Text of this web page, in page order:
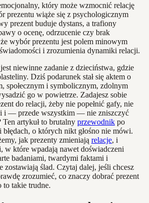
który może wzmocnić relację
prezentu wiąże się z psychologicznym
prezent buduje dystans, a trafiony
o ocenę, odrzucenie czy brak
wybór prezentu jest polem minowym
i zrozumienia dynamiki relacji.
niewinne zadanie z dzieciństwa, gdzie
Dziś podarunek stał się aktem o
społecznym i symbolicznym, zdolnym
go w powietrze. Zadajesz sobie
do relacji, żeby nie popełnić gafy, nie
i — przede wszystkim — nie zniszczyć
Ten artykuł to brutalny przewodnik po
o których nikt głośno nie mówi.
jak prezenty zmieniają relacje, i
w które wpadają nawet doświadczeni
badaniami, twardymi faktami i
zostawiają ślad. Czytaj dalej, jeśli chcesz
zrozumieć, co znaczy dobrać prezent
takie trudne.